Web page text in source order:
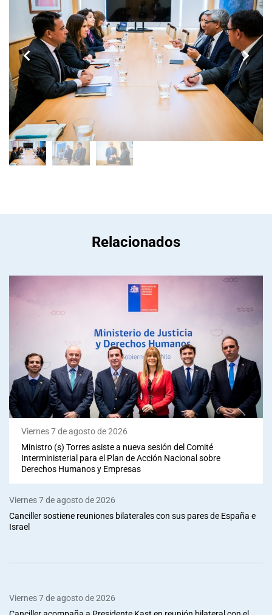
Relacionados
Viernes 7 de agosto de 2026
Ministro (s) Torres asiste a nueva sesión del Comité
Interministerial para el Plan de Acción Nacional sobre
Derechos Humanos y Empresas
Viernes 7 de agosto de 2026
Canciller sostiene reuniones bilaterales con sus pares de España e
Israel
Viernes 7 de agosto de 2026